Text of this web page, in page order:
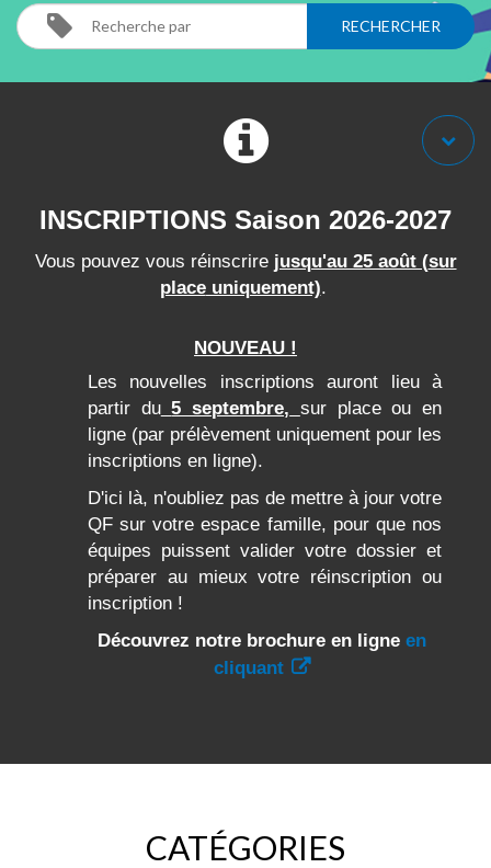
INSCRIPTIONS Saison 2026-2027
Vous pouvez vous réinscrire jusqu'au 25 août (sur
placeuniquement).
NOUVEAU !
Les nouvelles inscriptions auront lieu à
partir du 5 septembre, sur place ou en
ligne (par prélèvement uniquement pour les
inscriptions en ligne).
D'ici là, n'oubliez pas de mettre à jour votre
QF sur votre espace famille, pour que nos
équipes puissent valider votre dossier et
préparer au mieux votre réinscription ou
inscription !
Découvrez notre brochure en ligne en
cliquant
CATÉGORIES